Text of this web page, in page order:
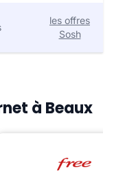
les offres
Sosh
à Beaux